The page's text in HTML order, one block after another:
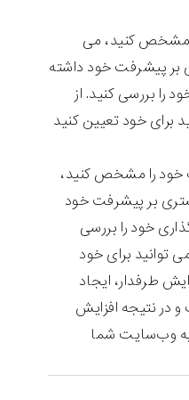
مشخص کنید، می
بر پیشرفت خود داشته
را بررسی کنید. از
برای خود تعیین کنید
خود را مشخص کنید،
بر پیشرفت خود
خود را بررسی
توانید برای خود
طرفدار، ایجاد
در نتیجه افزایش
وب‌سایت شما